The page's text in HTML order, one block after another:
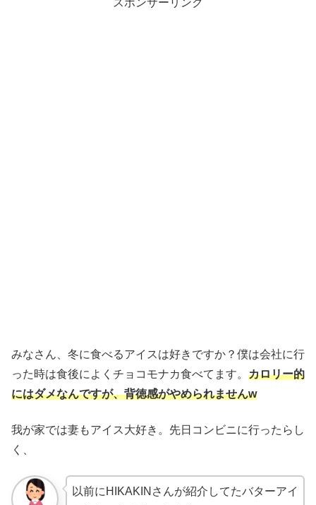
みなさん、冬に食べるアイスは好きですか？僕は会社に行
った時は食後によくチョコモナカ食べてます。 カロリー的
にはダメなんですが、背徳感がやめられませんw
我が家では妻もアイス大好き。先日コンビニに行ったらし
く、
以前にHIKAKINさんが紹介してたバターアイ